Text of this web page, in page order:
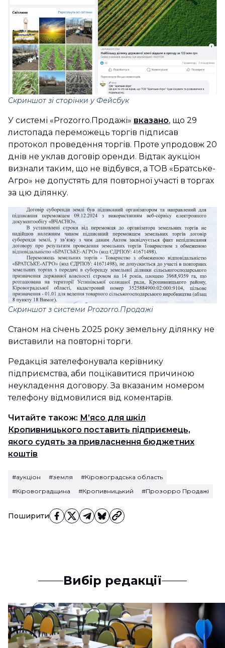
Поширити
Скриншот зі сторінки у Фейсбук
У системі «Prozorro.Продажі» вказано, що 29
листопада переможець торгів підписав
протокол проведення торгів. Проте упродовж 20
днів не уклав договір оренди. Відтак аукціон
визнали таким, що не відбувся, а ТОВ «Братське-
Агро» не допустять для повторної участі в торгах
за цю ділянку.
Скриншот з системи Prozorro.Продажі
Станом на січень 2025 року земельну ділянку не
виставили на повторні торги.
Редакція зателефонувала керівнику
підприємства, аби поцікавитися причиною
неукладення договору. За вказаним номером
телефону відмовилися від коментарів.
Читайте також: М’ясо для шкіл
Кропивницького поставить підприємець,
якого судять за привласнення бюджетних
коштів
#аукціон #земля
#Кіровоградська область
#Кіровоградщина
#Кропивницький #Прозорро Продажі
Вибір редакції